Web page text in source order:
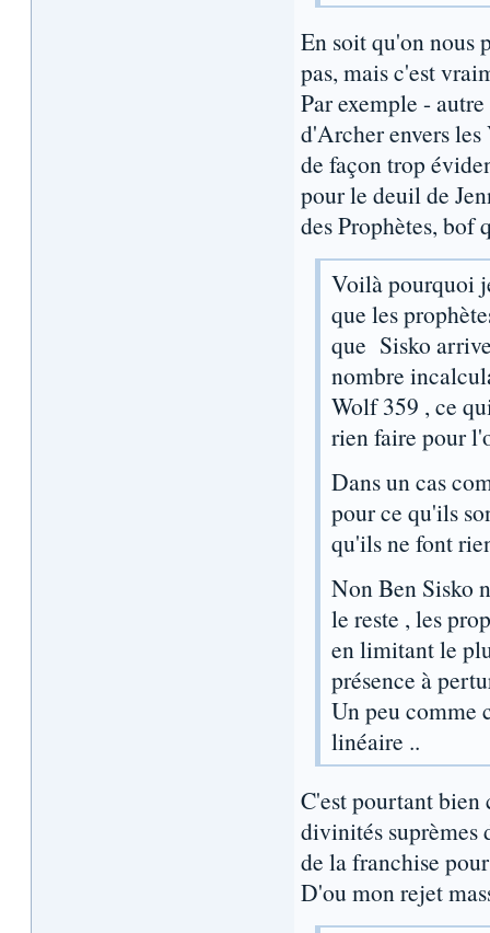
En soit qu'on nous
pas, mais c'est
Par exemple -
d'Archer envers
de façon trop
pour le deuil de
des Prophètes, bof
Voilà pourquoi
que les
que Sisko
nombre
Wolf 359 , ce
rien faire pour
Dans un cas
pour ce qu'ils
qu'ils ne font
Non Ben Sisko
le reste , les
en limitant le
présence à
Un peu comme
linéaire ..
C'est pourtant bien
divinités suprèmes
de la franchise
D'ou mon rejet